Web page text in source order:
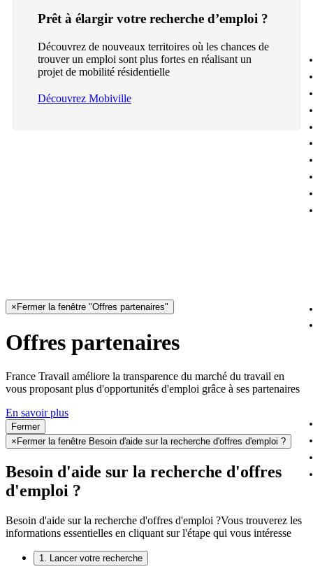
Prêt à élargir votre recherche d’emploi ?
Découvrez de nouveaux territoires où les chances de
trouver un emploi sont plus fortes en réalisant un
projet de mobilité résidentielle
Découvrez Mobiville
× Fermer la fenêtre "Offres partenaires"
Offres partenaires
France Travail améliore la transparence du marché du travail en
vous proposant plus d'opportunités d'emploi grâce à ses partenaires
En savoir plus
Fermer
× Fermer la fenêtre Besoin d'aide sur la recherche d'offres d'emploi ?
Besoin d'aide sur la recherche d'offres
d'emploi ?
Besoin d'aide sur la recherche d'offres d'emploi ?Vous trouverez les
informations essentielles en cliquant sur l'étape qui vous intéresse
1. Lancer votre recherche